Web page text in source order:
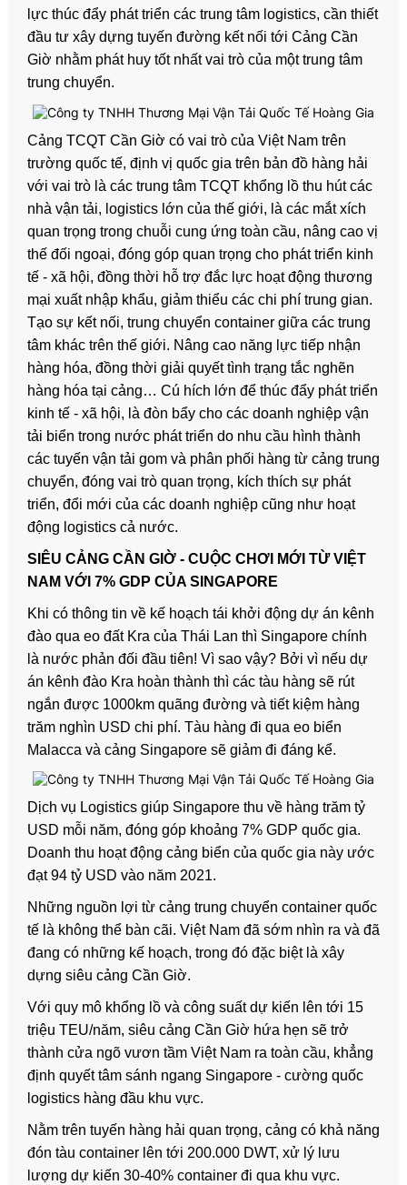
lực thúc đẩy phát triển các trung tâm logistics, cần thiết
đầu tư xây dựng tuyến đường kết nối tới Cảng Cần
Giờ nhằm phát huy tốt nhất vai trò của một trung tâm
trung chuyển.
Cảng TCQT Cần Giờ có vai trò của Việt Nam trên
trường quốc tế, định vị quốc gia trên bản đồ hàng hải
với vai trò là các trung tâm TCQT khổng lồ thu hút các
nhà vận tải, logistics lớn của thế giới, là các mắt xích
quan trọng trong chuỗi cung ứng toàn cầu, nâng cao vị
thế đối ngoại, đóng góp quan trọng cho phát triển kinh
tế - xã hội, đồng thời hỗ trợ đắc lực hoạt động thương
mại xuất nhập khẩu, giảm thiểu các chi phí trung gian.
Tạo sự kết nối, trung chuyển container giữa các trung
tâm khác trên thế giới. Nâng cao năng lực tiếp nhận
hàng hóa, đồng thời giải quyết tình trạng tắc nghẽn
hàng hóa tại cảng… Cú hích lớn để thúc đẩy phát triển
kinh tế - xã hội, là đòn bẩy cho các doanh nghiệp vận
tải biển trong nước phát triển do nhu cầu hình thành
các tuyến vận tải gom và phân phối hàng từ cảng trung
chuyển, đóng vai trò quan trọng, kích thích sự phát
triển, đổi mới của các doanh nghiệp cũng như hoạt
động logistics cả nước.
SIÊU CẢNG CẦN GIỜ - CUỘC CHƠI MỚI TỪ VIỆT
NAM VỚI 7% GDP CỦA SINGAPORE
Khi có thông tin về kế hoạch tái khởi động dự án kênh
đào qua eo đất Kra của Thái Lan thì Singapore chính
là nước phản đối đầu tiên! Vì sao vậy? Bởi vì nếu dự
án kênh đào Kra hoàn thành thì các tàu hàng sẽ rút
ngắn được 1000km quãng đường và tiết kiệm hàng
trăm nghìn USD chi phí. Tàu hàng đi qua eo biển
Malacca và cảng Singapore sẽ giảm đi đáng kể.
Dịch vụ Logistics giúp Singapore thu về hàng trăm tỷ
USD mỗi năm, đóng góp khoảng 7% GDP quốc gia.
Doanh thu hoạt động cảng biển của quốc gia này ước
đạt 94 tỷ USD vào năm 2021.
Những nguồn lợi từ cảng trung chuyển container quốc
tế là không thể bàn cãi. Việt Nam đã sớm nhìn ra và đã
đang có những kế hoạch, trong đó đặc biệt là xây
dựng siêu cảng Cần Giờ.
Với quy mô khổng lồ và công suất dự kiến lên tới 15
triệu TEU/năm, siêu cảng Cần Giờ hứa hẹn sẽ trở
thành cửa ngõ vươn tầm Việt Nam ra toàn cầu, khẳng
định quyết tâm sánh ngang Singapore - cường quốc
logistics hàng đầu khu vực.
Nằm trên tuyến hàng hải quan trọng, cảng có khả năng
đón tàu container lên tới 200.000 DWT, xử lý lưu
lượng dự kiến 30-40% container đi qua khu vực.